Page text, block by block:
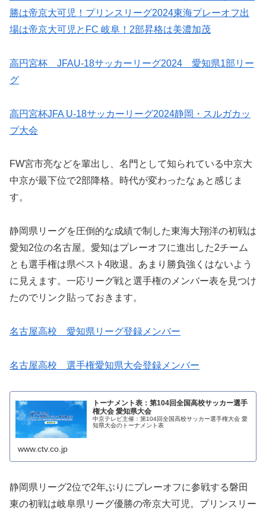
勝は帝京大可児！プリンスリーグ2024東海プレーオフ出
場は帝京大可児とFC 岐阜！2部昇格は美濃加茂
高円宮杯 JFAU-18サッカーリーグ2024 愛知県1部リー
グ
高円宮杯JFA U-18サッカーリーグ2024静岡・スルガカッ
プ大会
FW宮市亮などを輩出し、名門として知られている中京大
中京が最下位で2部降格。時代が変わったなぁと感じま
す。
静岡県リーグを圧倒的な成績で制した東海大翔洋の初戦は
愛知2位の名古屋。愛知はプレーオフに進出した2チーム
とも選手権は県ベスト4敗退。あまり勝負強くはないよう
に見えます。一応リーグ戦と選手権のメンバー表を見つけ
たのでリンク貼っておきます。
名古屋高校 愛知県リーグ登録メンバー
名古屋高校 選手権愛知県大会登録メンバー
トーナメント表：第104回全国高校サッカー選手
権大会 愛知県大会
中京テレビ主催：第104回全国高校サッカー選手権大会 愛
知県大会のトーナメント表
www.ctv.co.jp
静岡県リーグ2位で2年ぶりにプレーオフに参戦する磐田
東の初戦は岐阜県リーグ優勝の帝京大可児。プリンスリー